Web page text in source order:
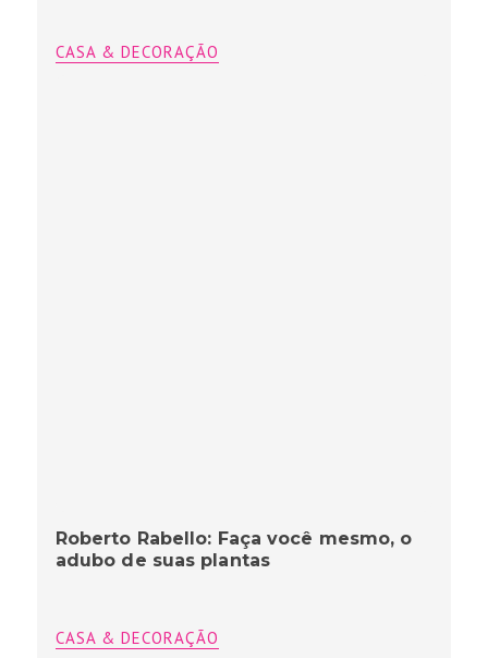
CASA & DECORAÇÃO
Roberto Rabello: Faça você mesmo, o
adubo de suas plantas
CASA & DECORAÇÃO